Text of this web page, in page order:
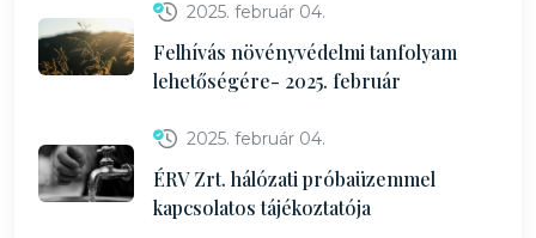
2025. február 04.
Felhívás növényvédelmi tanfolyam
lehetőségére- 2025. február
2025. február 04.
ÉRV Zrt. hálózati próbaüzemmel
kapcsolatos tájékoztatója